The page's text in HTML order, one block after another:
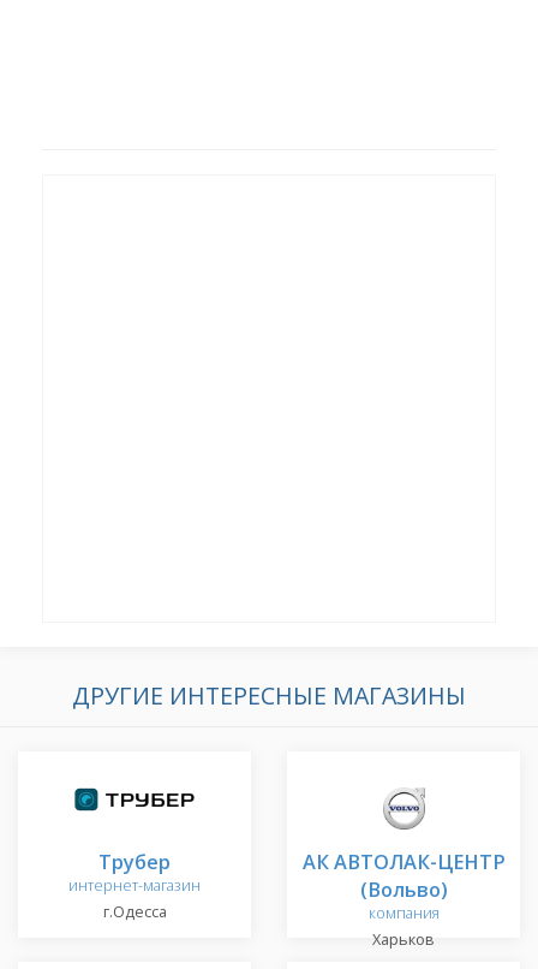
ДРУГИЕ ИНТЕРЕСНЫЕ МАГАЗИНЫ
Трубер
интернет-магазин
г.Одесса
АК АВТОЛАК-ЦЕНТР
(Вольво)
компания
Харьков